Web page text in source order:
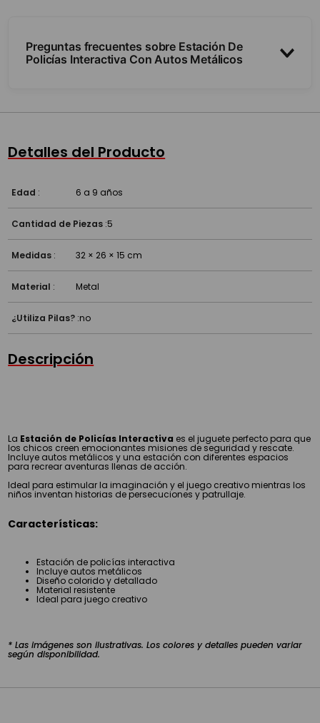
Preguntas frecuentes sobre Estación De
Policías Interactiva Con Autos Metálicos
¿A partir de qué edad es?
Detalles del Producto
Edad : 6 a 9 años
Cantidad de Piezas :5
Medidas : 32 × 26 × 15 cm
Material : Metal
¿Utiliza Pilas? :no
Descripción
La Estación de Policías Interactiva es el juguete perfecto para que
los chicos creen emocionantes misiones de seguridad y rescate.
Incluye autos metálicos y una estación con diferentes espacios
para recrear aventuras llenas de acción.
Ideal para estimular la imaginación y el juego creativo mientras los
niños inventan historias de persecuciones y patrullaje.
Características:
Estación de policías interactiva
Incluye autos metálicos
Diseño colorido y detallado
Material resistente
Ideal para juego creativo
* Las imágenes son ilustrativas. Los colores y detalles pueden variar
según disponibilidad.